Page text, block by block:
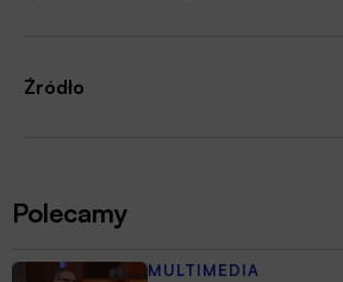
Źródło
Polecamy
MULTIMEDIA